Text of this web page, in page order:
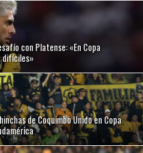
con Platense: «En Copa
difíciles»
de Coquimbo Unido en Copa